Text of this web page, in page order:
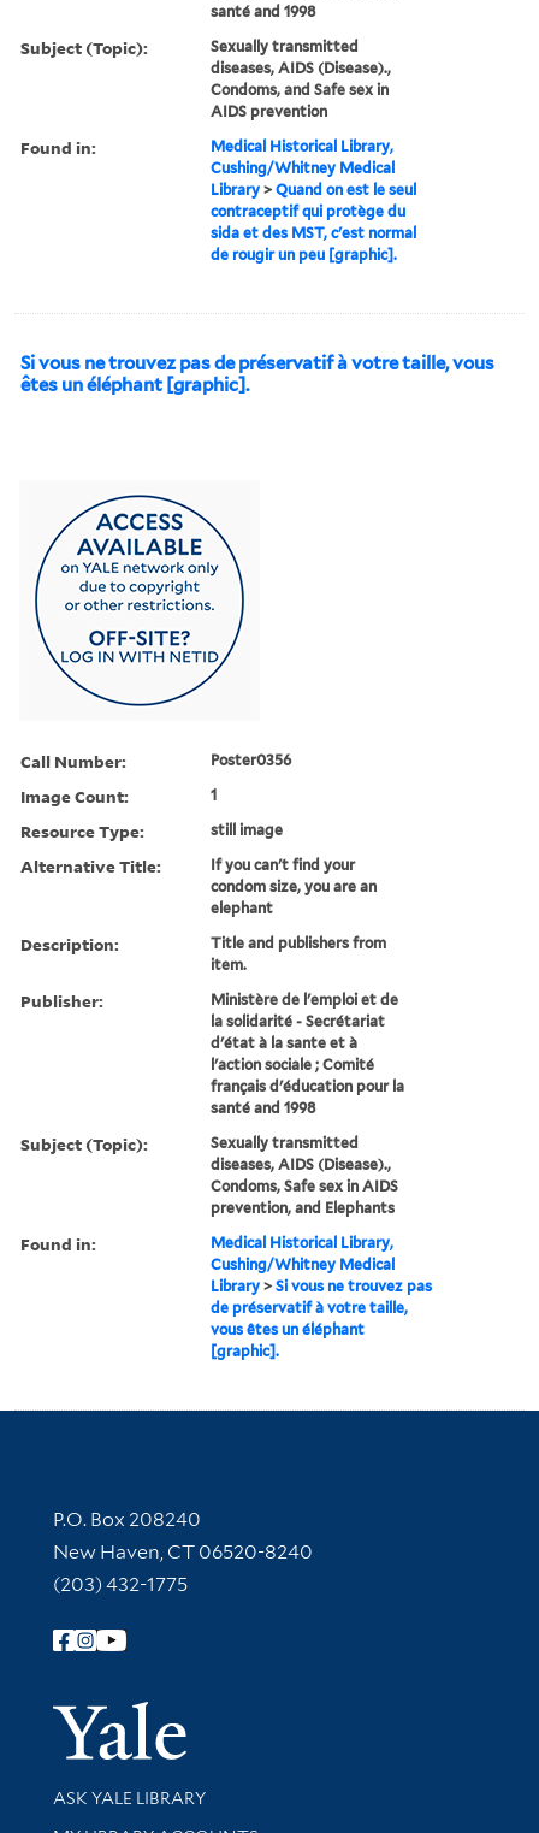
santé and 1998
Subject (Topic):
Sexually transmitted
diseases, AIDS (Disease).,
Condoms, and Safe sex in
AIDS prevention
Found in:
Medical Historical Library,
Cushing/Whitney Medical
Library >Quand on est le seul
contraceptif qui protège du
sida et des MST, c'est normal
de rougir un peu [graphic].
Si vous ne trouvez pas de préservatif à votre taille, vous
êtes un éléphant [graphic].
Call Number: Poster0356
Image Count: 1
Resource Type: still image
Alternative Title:
If you can't find your
condom size, you are an
elephant
Description:
Title and publishers from
item.
Publisher:
Ministère de l'emploi et de
la solidarité - Secrétariat
d'état à la sante et à
l'action sociale ; Comité
français d'éducation pour la
santé and 1998
Subject (Topic):
Sexually transmitted
diseases, AIDS (Disease).,
Condoms, Safe sex in AIDS
prevention, and Elephants
Found in:
Medical Historical Library,
Cushing/Whitney Medical
Library >Si vous ne trouvez pas
de préservatif à votre taille,
vous êtes un éléphant
[graphic].
Contact Information
P.O. Box 208240
New Haven, CT 06520-8240
(203) 432-1775
Follow Yale Library
Yale
Library Services
ASK YALE LIBRARY